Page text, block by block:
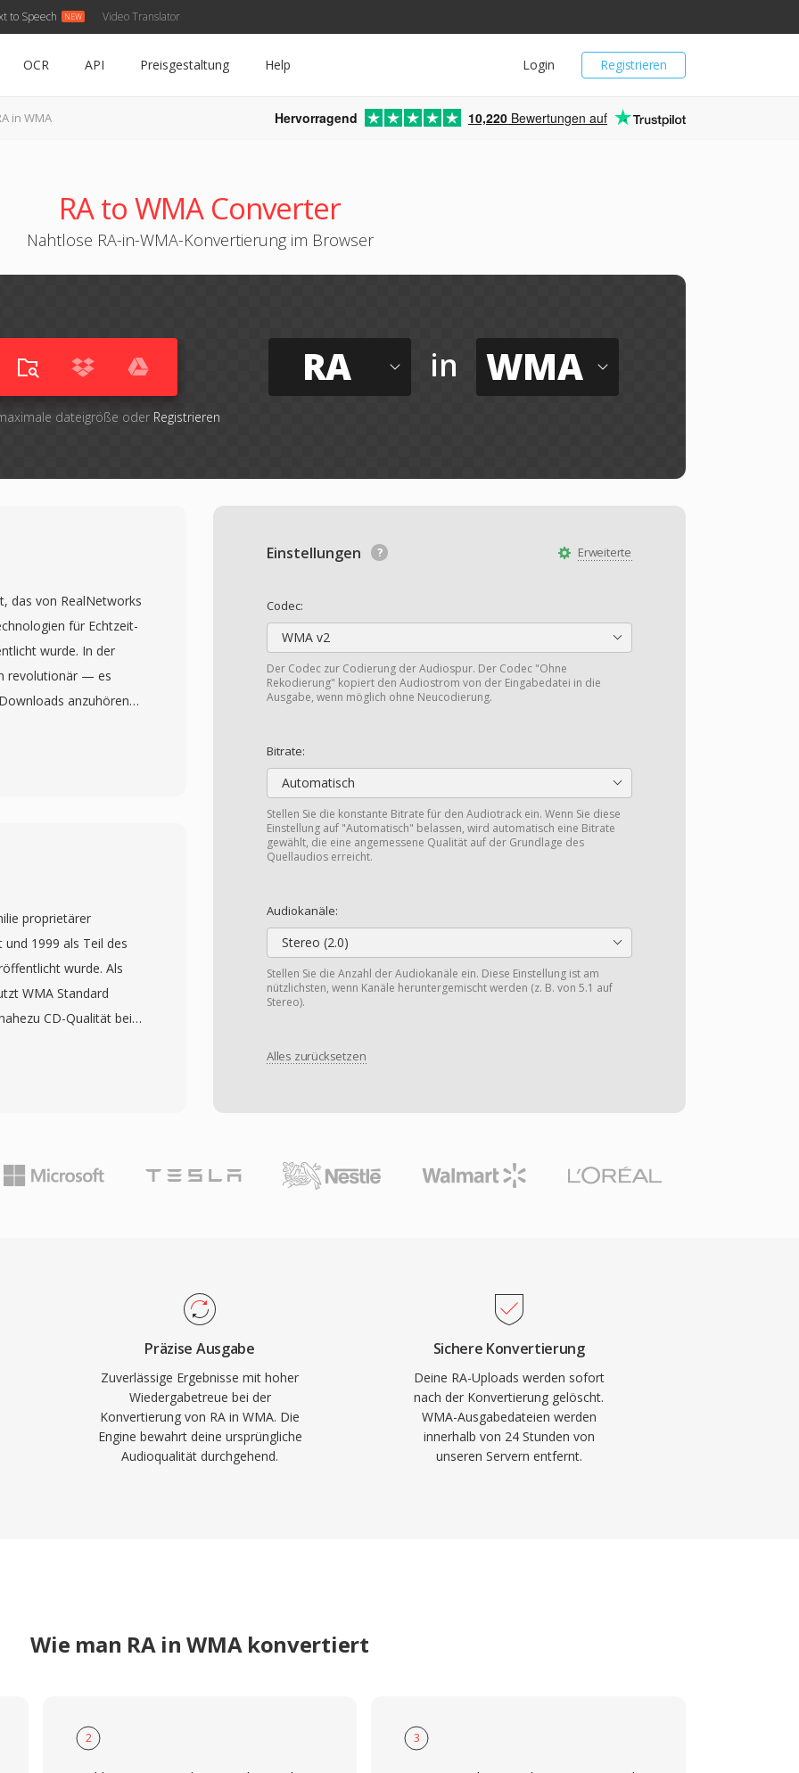
to Speech Video Translator
Registrieren
Login
OCR API Preisgestaltung Help
in WMA Hervorragend 10,220 Bewertungen auf
RA to WMA Converter
Nahtlose RA-in-WMA-Konvertierung im Browser
dateigröße oder Registrieren
RA in WMA
Erweiterte
Einstellungen
Codec:
WMA v2
Der Codec zur Codierung der Audiospur. Der Codec "Ohne
Rekodierung" kopiert den Audiostrom von der Eingabedatei in die
Ausgabe, wenn möglich ohne Neucodierung.
Bitrate:
Automatisch
Stellen Sie die konstante Bitrate für den Audiotrack ein. Wenn Sie diese
Einstellung auf "Automatisch" belassen, wird automatisch eine Bitrate
gewählt, die eine angemessene Qualität auf der Grundlage des
Quellaudios erreicht.
Audiokanäle:
Stereo (2.0)
Stellen Sie die Anzahl der Audiokanäle ein. Diese Einstellung ist am
nützlichsten, wenn Kanäle heruntergemischt werden (z. B. von 5.1 auf
Stereo).
Alles zurücksetzen
das von RealNetworks
für Echtzeit-
wurde. In der
revolutionär — es
anzuhören,
ein
und variable
Verbindungen.
Millionen PCs
setzten auf RealAudio
Beitrag war das
das spätere
proprietärer
1999 als Teil des
wurde. Als
WMA Standard
CD-Qualität bei
Hälfte der
tiefe Integration in
Ökosystem
nativ von Windows
für die Wiedergabe
Die
WMA auf Nicht-
bleibt als MP3
Präzise Ausgabe
Zuverlässige Ergebnisse mit hoher
Wiedergabetreue bei der
Konvertierung von RA in WMA. Die
Engine bewahrt deine ursprüngliche
Audioqualität durchgehend.
Sichere Konvertierung
Deine RA-Uploads werden sofort
nach der Konvertierung gelöscht.
WMA-Ausgabedateien werden
innerhalb von 24 Stunden von
unseren Servern entfernt.
Wie man RA in WMA konvertiert
2 3